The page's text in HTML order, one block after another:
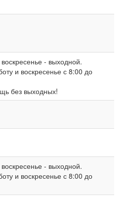
- выходной.
и воскресенье с 8:00 до
без выходных!
- выходной.
и воскресенье с 8:00 до